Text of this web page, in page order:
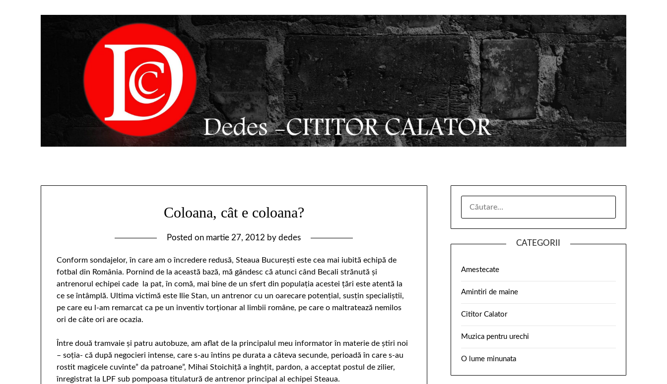
Coloana, cât e coloana?
Posted on martie 27, 2012 bydedes
Conform sondajelor, în care am o încredere redusă, Steaua Bucureşti este cea mai iubită echipă de
fotbal din România. Pornind de la această bază, mă gândesc că atunci când Becali strănută şi
antrenorul echipei cade la pat, în comă, mai bine de un sfert din populaţia acestei ţări este atentă la
ce se întâmplă. Ultima victimă este Ilie Stan, un antrenor cu un oarecare potenţial, susţin specialiştii,
pe care eu l-am remarcat ca pe un inventiv torţionar al limbii române, pe care o maltratează nemilos
ori de câte ori are ocazia.
Între două tramvaie şi patru autobuze, am aflat de la principalul meu informator în materie de ştiri noi
– soţia- că după negocieri intense, care s-au întins pe durata a câteva secunde, perioadă în care s-au
rostit magicele cuvinte” da patroane”, Mihai Stoichiţă a înghţit, pardon, a acceptat postul de zilier,
înregistrat la LPF sub pompoasa titulatură de antrenor principal al echipei Steaua.
CATEGORII
Amestecate
Amintiri de maine
Cititor Calator
Muzica pentru urechi
O lume minunata